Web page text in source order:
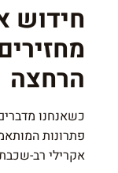
חידוש
הרחצה
כשאנחנו
פתרונות
אקרילי רב-